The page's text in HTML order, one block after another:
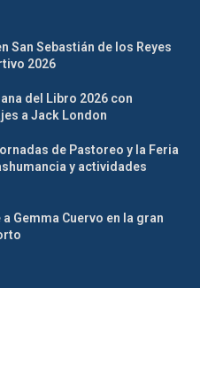
San Sebastián de los Reyes
2026
del Libro 2026 con
a Jack London
de Pastoreo y la Feria
y actividades
Gemma Cuervo en la gran